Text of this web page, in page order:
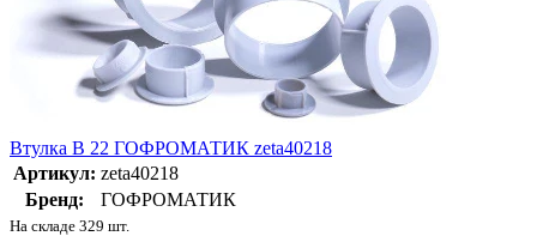
Втулка В 22 ГОФРОМАТИК zeta40218
Артикул: zeta40218
Бренд:
ГОФРОМАТИК
На складе 329 шт.